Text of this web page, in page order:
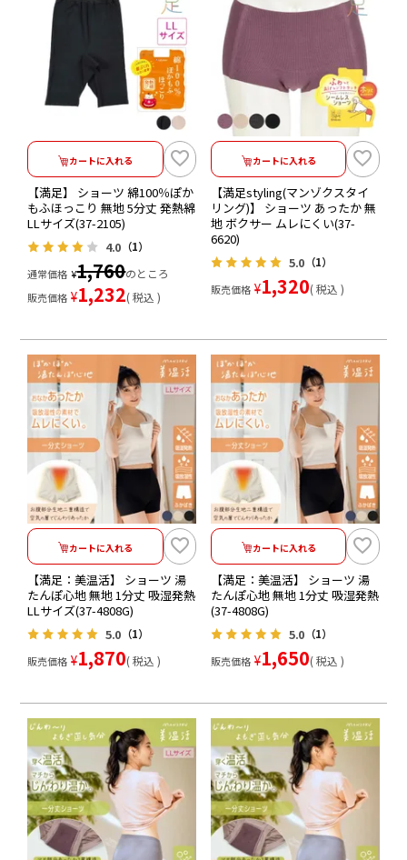
カートに入れる
【満足】 ショーツ 綿100％ぽか
もふほっこり 無地 5分丈 発熱綿
LLサイズ(37-2105)
4.0 （1）
通常価格 ¥1,760のところ
販売価格 ¥1,232 税込
カートに入れる
【満足styling(マンゾクスタイ
リング)】 ショーツ あったか 無
地 ボクサー ムレにくい(37-
6620)
5.0 （1）
販売価格 ¥1,320 税込
カートに入れる
【満足：美温活】 ショーツ 湯
たんぽ心地 無地 1分丈 吸湿発熱
LLサイズ(37-4808G)
5.0 （1）
販売価格 ¥1,870 税込
カートに入れる
【満足：美温活】 ショーツ 湯
たんぽ心地 無地 1分丈 吸湿発熱
(37-4808G)
5.0 （1）
販売価格 ¥1,650 税込